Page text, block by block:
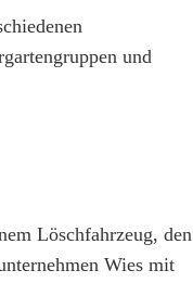
und
Löschfahrzeug, den
Wies mit